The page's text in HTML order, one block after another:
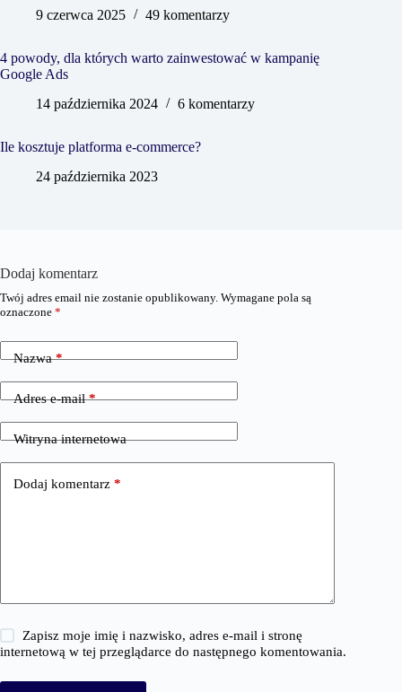
9 czerwca 2025
49 komentarzy
4 powody, dla których warto zainwestować w kampanię
Google Ads
14 października 2024
6 komentarzy
Ile kosztuje platforma e-commerce?
24 października 2023
Dodaj komentarz
Twój adres email nie zostanie opublikowany. Wymagane pola są
oznaczone *
Nazwa*
Adres e-mail*
Witryna internetowa
Dodaj komentarz *
Zapisz moje imię i nazwisko, adres e-mail i stronę
internetową w tej przeglądarce do następnego komentowania.